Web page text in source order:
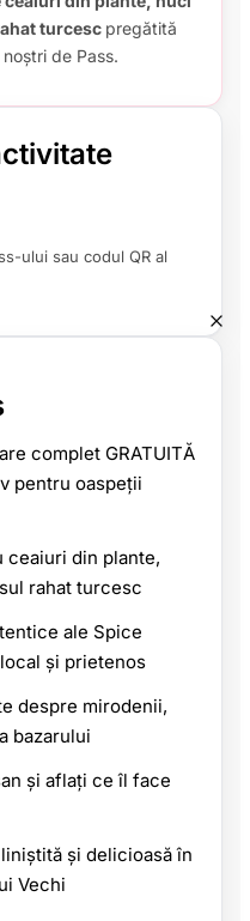
turcesc pregătită
de Pass.
ului sau codul QR al
complet GRATUITĂ
pentru oaspeții
ceaiuri din plante,
rahat turcesc
ale Spice
și prietenos
despre mirodenii,
bazarului
și aflați ce îl face
și delicioasă în
Vechi